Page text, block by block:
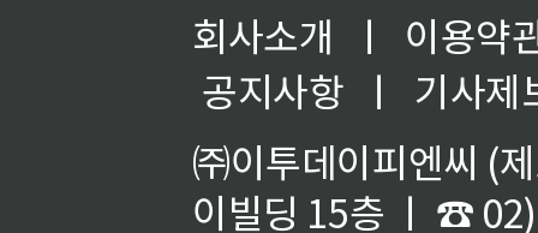
회사소개 ㅣ
이용약
공지사항
ㅣ
기사제
㈜이투데이피엔씨 (
이빌딩 15층 ㅣ ☎